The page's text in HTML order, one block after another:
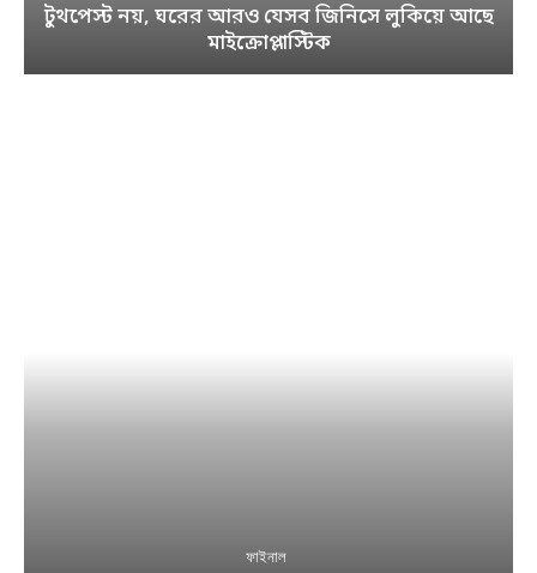
টুথপেস্ট নয়, ঘরের আরও যেসব জিনিসে লুকিয়ে আছে
মাইক্রোপ্লাস্টিক
ফাইনাল